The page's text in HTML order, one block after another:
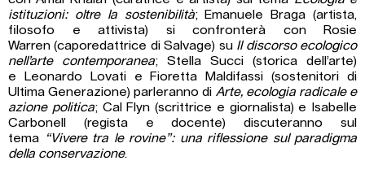
istituzioni: oltre la sostenibilità; Emanuele Braga (artista,
filosofo e attivista) si confronterà con Rosie
Warren (caporedattrice di Salvage) su Il discorso ecologico
nell’arte contemporanea; Stella Succi (storica dell’arte)
e Leonardo Lovati e Fioretta Maldifassi (sostenitori di
Ultima Generazione) parleranno di Arte, ecologia radicale e
azione politica; Cal Flyn (scrittrice e giornalista) e Isabelle
Carbonell (regista e docente) discuteranno sul
tema
“Vivere tra le rovine”: una riflessione sul paradigma
della conservazione.